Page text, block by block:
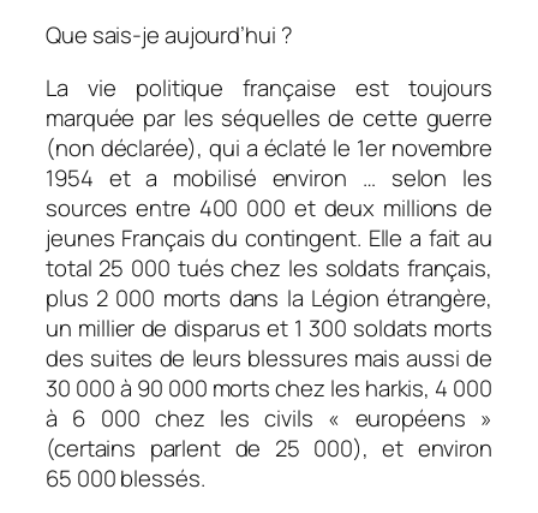
Que sais-je aujourd’hui ?
La vie politique française est toujours
marquée par les séquelles de cette guerre
(non déclarée), qui a éclaté le 1er novembre
1954 et a mobilisé environ … selon les
sources entre 400 000 et deux millions de
jeunes Français du contingent. Elle a fait au
total 25 000 tués chez les soldats français,
plus 2 000 morts dans la Légion étrangère,
un millier de disparus et 1 300 soldats morts
des suites de leurs blessures mais aussi de
30 000 à 90 000 morts chez les harkis, 4 000
à 6 000 chez les civils « européens »
(certains parlent de 25 000), et environ
65 000 blessés.